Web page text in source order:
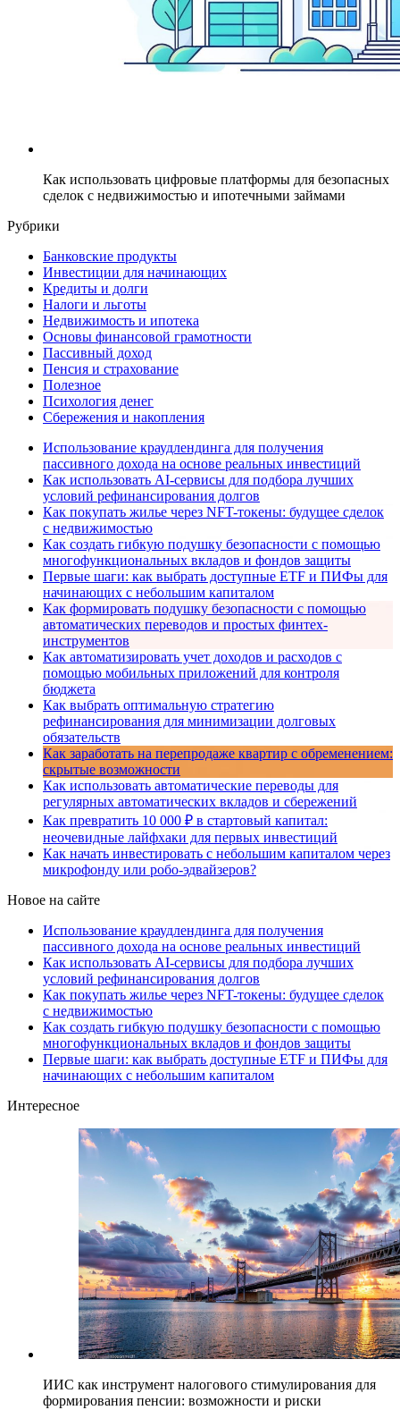
Как использовать цифровые платформы для безопасных
сделок с недвижимостью и ипотечными займами
Рубрики
Банковские продукты
Инвестиции для начинающих
Кредиты и долги
Налоги и льготы
Недвижимость и ипотека
Основы финансовой грамотности
Пассивный доход
Пенсия и страхование
Полезное
Психология денег
Сбережения и накопления
Использование краудлендинга для получения
пассивного дохода на основе реальных инвестиций
Как использовать AI-сервисы для подбора лучших
условий рефинансирования долгов
Как покупать жилье через NFT-токены: будущее сделок
с недвижимостью
Как создать гибкую подушку безопасности с помощью
многофункциональных вкладов и фондов защиты
Первые шаги: как выбрать доступные ETF и ПИФы для
начинающих с небольшим капиталом
Как формировать подушку безопасности с помощью
автоматических переводов и простых финтех-
инструментов
Как автоматизировать учет доходов и расходов с
помощью мобильных приложений для контроля
бюджета
Как выбрать оптимальную стратегию
рефинансирования для минимизации долговых
обязательств
Как заработать на перепродаже квартир с обременением:
скрытые возможности
Как использовать автоматические переводы для
регулярных автоматических вкладов и сбережений
Как превратить 10 000 ₽ в стартовый капитал:
неочевидные лайфхаки для первых инвестиций
Как начать инвестировать с небольшим капиталом через
микрофонду или робо-эдвайзеров?
Новое на сайте
Использование краудлендинга для получения
пассивного дохода на основе реальных инвестиций
Как использовать AI-сервисы для подбора лучших
условий рефинансирования долгов
Как покупать жилье через NFT-токены: будущее сделок
с недвижимостью
Как создать гибкую подушку безопасности с помощью
многофункциональных вкладов и фондов защиты
Первые шаги: как выбрать доступные ETF и ПИФы для
начинающих с небольшим капиталом
Интересное
ИИС как инструмент налогового стимулирования для
формирования пенсии: возможности и риски